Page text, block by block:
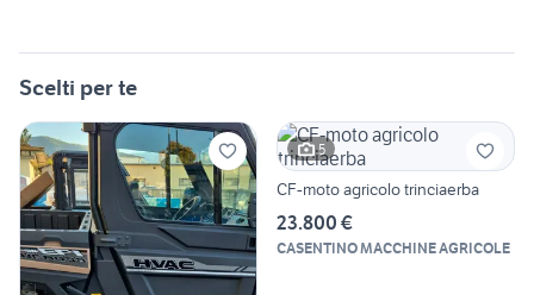
Scelti per te
5
CF-moto agricolo trinciaerba
23.800 €
CASENTINO MACCHINE AGRICOLE